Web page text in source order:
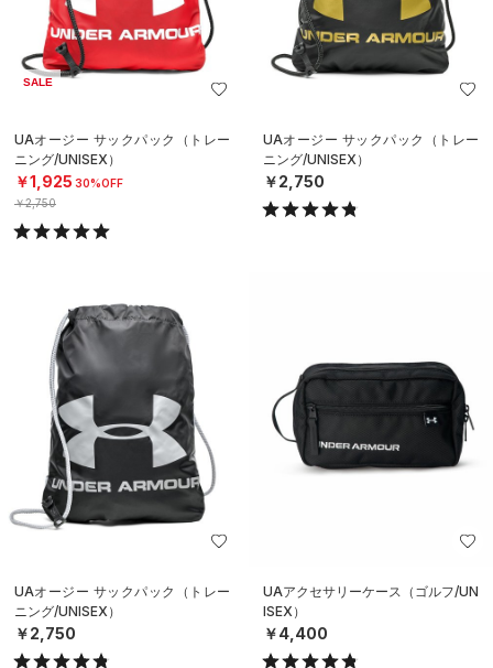
SALE
UAオージー サックパック（トレー
ニング/UNISEX）
￥1,925 30%OFF
￥2,750
UAオージー サックパック（トレー
ニング/UNISEX）
￥2,750
UAオージー サックパック（トレー
ニング/UNISEX）
￥2,750
UAアクセサリーケース（ゴルフ/UN
ISEX）
￥4,400